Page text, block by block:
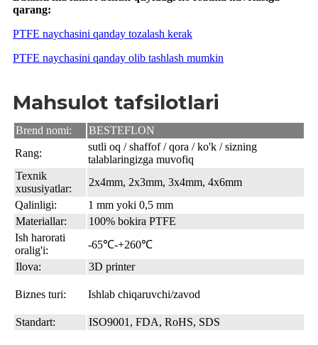
qarang:
PTFE naychasini qanday tozalash kerak
PTFE naychasini qanday olib tashlash mumkin
Mahsulot tafsilotlari
Brend nomi:
BESTEFLON
Rang:
sutli oq / shaffof / qora / ko'k / sizning
talablaringizga muvofiq
Texnik
xususiyatlar:
2x4mm, 2x3mm, 3x4mm, 4x6mm
Qalinligi:
1 mm yoki 0,5 mm
Materiallar:
100% bokira PTFE
Ish harorati
oralig'i:
-65℃-+260℃
Ilova:
3D printer
Biznes turi: Ishlab chiqaruvchi/zavod
Standart: ISO9001, FDA, RoHS, SDS